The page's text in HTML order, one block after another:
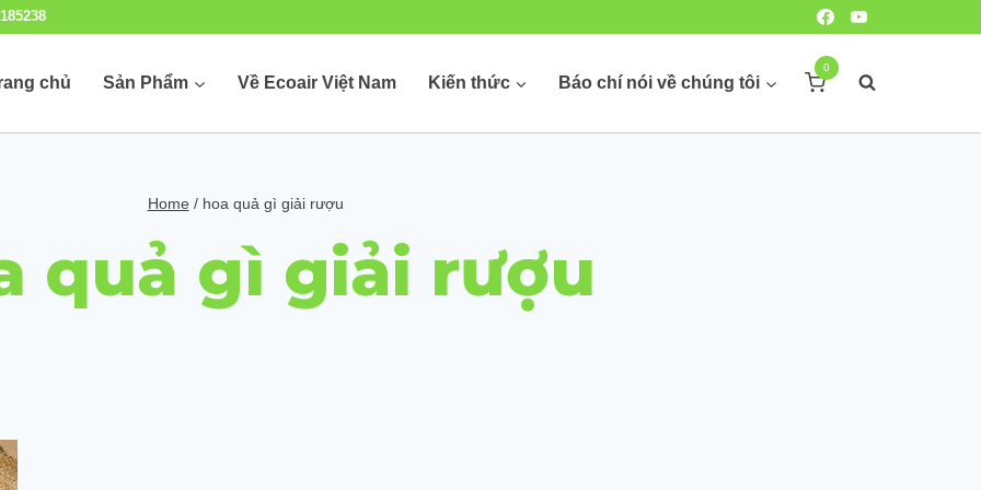
chủ Sản Phẩm Về Ecoair Việt Nam Kiến thức Báo chí nói về chúng tôi
0
Home / hoa quả gì giải rượu
quả gì giải rượu